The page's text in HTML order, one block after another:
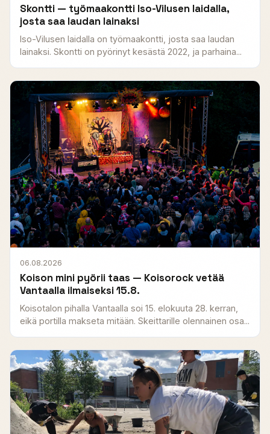
Skontti — työmaakontti Iso-Vilusen laidalla,
josta saa laudan lainaksi
Iso-Vilusen laidalla on työmaakontti, josta saa laudan
lainaksi. Skontti on pyörinyt kesästä 2022, ja parhaina...
06.08.2026
Koison mini pyörii taas — Koisorock vetää
Vantaalla ilmaiseksi 15.8.
Koisotalon pihalla Vantaalla soi 15. elokuuta 28. kerran,
eikä portilla makseta mitään. Skeittarille olennainen osa...